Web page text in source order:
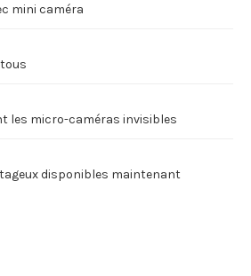
mini caméra
les micro-caméras invisibles
disponibles maintenant